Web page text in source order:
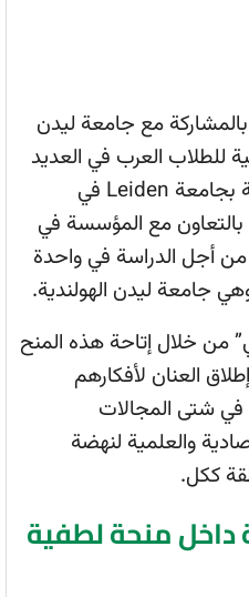
مع جامعة ليدن
للطلاب العرب في العديد
من المجالات العلمية والأدبية بجامعة Leiden في
مع المؤسسة في
من أجل الدراسة في واحدة
جامعة ليدن الهولندية.
من خلال إتاحة هذه المنح
العنان لأفكارهم
في شتى المجالات
والعلمية لنهضة
ككل.
داخل منحة لطفية